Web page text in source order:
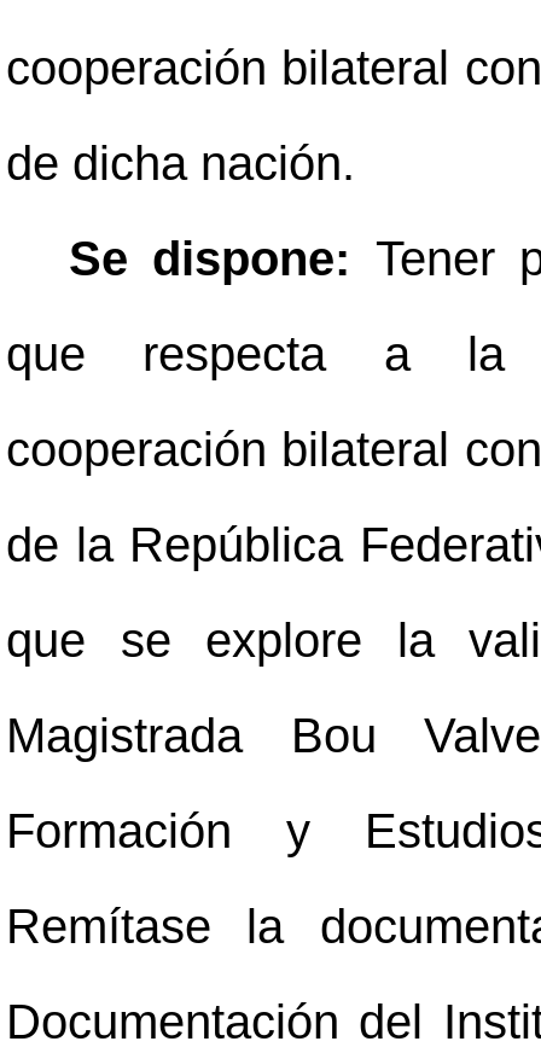
cooperación bilateral
de dicha nación.
Se dispone: Tener
que respecta a la
cooperación bilateral
de la República
que se explore la
Magistrada Bou
Formación y
Remítase la
Documentación del